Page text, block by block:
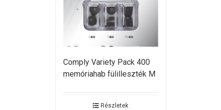
Comply Variety Pack 400
memóriahab fülilleszték M
Részletek